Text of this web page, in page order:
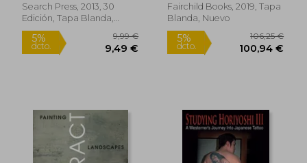
dcto. 23,66 €
Search Press, 2013, 30
Edición, Tapa Blanda,
Nuevo
Fairchild Books, 2019, Tapa
Blanda, Nuevo